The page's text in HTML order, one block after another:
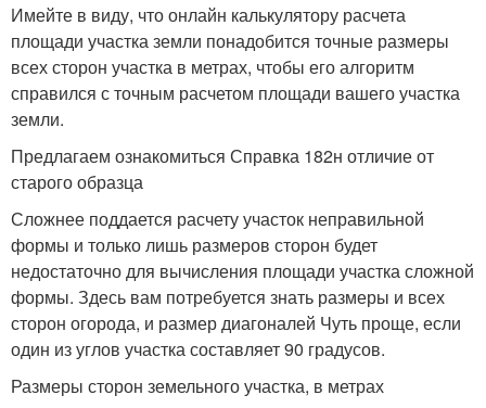
Имейте в виду, что онлайн калькулятору расчета
площади участка земли понадобится точные размеры
всех сторон участка в метрах, чтобы его алгоритм
справился с точным расчетом площади вашего участка
земли.
Предлагаем ознакомиться Справка 182н отличие от
старого образца
Сложнее поддается расчету участок неправильной
формы и только лишь размеров сторон будет
недостаточно для вычисления площади участка сложной
формы. Здесь вам потребуется знать размеры и всех
сторон огорода, и размер диагоналей Чуть проще, если
один из углов участка составляет 90 градусов.
Размеры сторон земельного участка, в метрах